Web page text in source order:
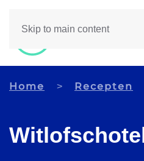
Skip to main content
Home Recepten